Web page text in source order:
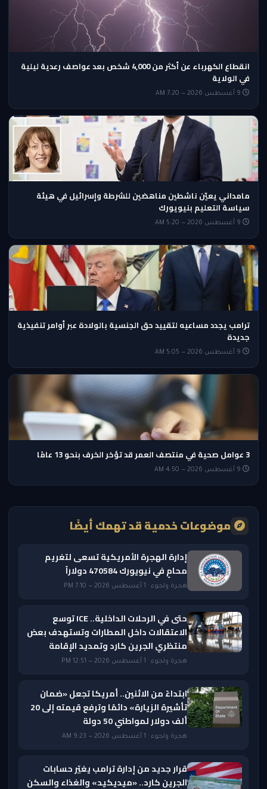
انقطاع الكهرباء عن أكثر من 4,000 شخص بعد عواصف رعدية ليلية
في الولاية
مامداني يعيّن ناشطين مناهضين للشرطة وإسرائيل في هيئة
سياسة التعليم بنيويورك
ترامب يجدد مساعيه لتقييد حق الجنسية بالولادة عبر أوامر تنفيذية
جديدة
3 عوامل صحية في منتصف العمر قد تؤخر الخرف بنحو 13 عامًا
موضوعات خدمية قد تهمك أيضًا
إدارة الهجرة الأمريكية تسعى لتغريم
محامٍ في نيويورك 470584 دولاراً
هجرة ولجوء · 1 أغسطس 2026 — 7:10 PM
حتى في الرحلات الداخلية.. ICE توسع
الاعتقالات داخل المطارات وتستهدف بعض
منتظري الجرين كارد وتمديد الإقامة
هجرة ولجوء · 1 أغسطس 2026 — 12:51 PM
ابتداءً من الاثنين.. أمريكا تجعل «ضمان
تأشيرة الزيارة» دائمًا وترفع قيمته إلى 20
ألف دولار لمواطني 50 دولة
هجرة ولجوء · 1 أغسطس 2026 — 9:23 AM
قرار جديد من إدارة ترامب يغيّر حسابات
الجرين كارد.. «ميديكيد» والغذاء والسكن